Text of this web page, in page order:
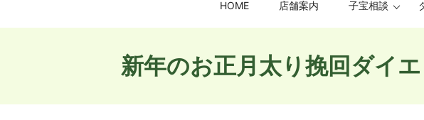
HOME 店舗案内 子宝相談
新年のお正月太り挽回ダイ